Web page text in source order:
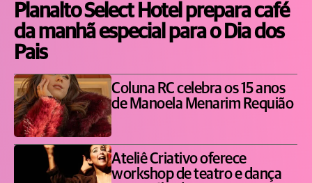
Planalto Select Hotel prepara café
da manhã especial para o Dia dos
Pais
Coluna RC celebra os 15 anos
de Manoela Menarim Requião
Ateliê Criativo oferece
workshop de teatro e dança